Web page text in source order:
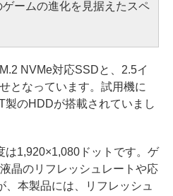
ームの進化を見据えたスペ
NVMe対応SSDと、2.5イ
となっています。試用機に
製のHDDが搭載されていまし
1,920×1,080ドットです。ゲ
晶のリフレッシュレートや応
本製品には、リフレッシュ